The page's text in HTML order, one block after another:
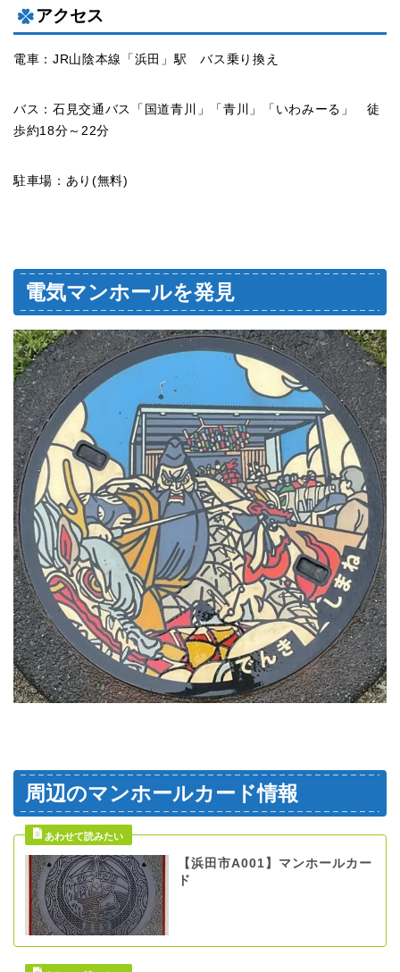
アクセス
電車：JR山陰本線「浜田」駅 バス乗り換え
バス：石見交通バス「国道青川」「青川」「いわみーる」 徒
歩約18分～22分
駐車場：あり(無料)
電気マンホールを発見
周辺のマンホールカード情報
【浜田市A001】マンホールカー
ド